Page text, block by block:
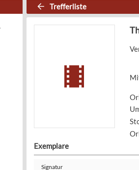
Trefferliste
Exemplare
Signatur